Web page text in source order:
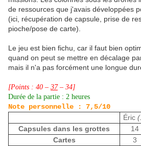
de ressources que j'avais développées
(ici, récupération de capsule, prise de
pioche/pose de carte).
Le jeu est bien fichu, car il faut bien
quand on peut se mettre en décalage
mais il n'a pas forcément une longue
[Points : 40 – 37– 34]
Durée de la partie : 2 heures
Note personnelle : 7,5/10
Éric
Capsules dans les grottes
14
Cartes
3